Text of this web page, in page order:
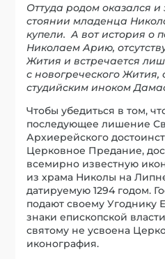
Оттуда родом оказался и
стоянии младенца
купели. А вот история о
Николаем Арию,
Жития и встречается
с новогреческого Жития,
студийским иноком
Чтобы убедиться в том,
последующее лишение
Архиерейского
Церковное Предание,
всемирно известную
из храма Николы на
датируемую 1294 годом.
подают своему Угоднику
знаки епископской
святому не усвоена
иконография.